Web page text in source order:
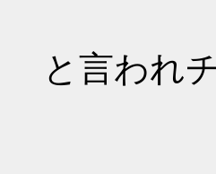
と言われ